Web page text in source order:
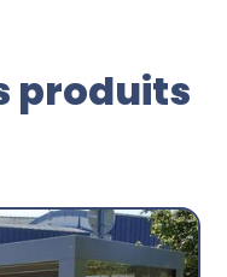
produits